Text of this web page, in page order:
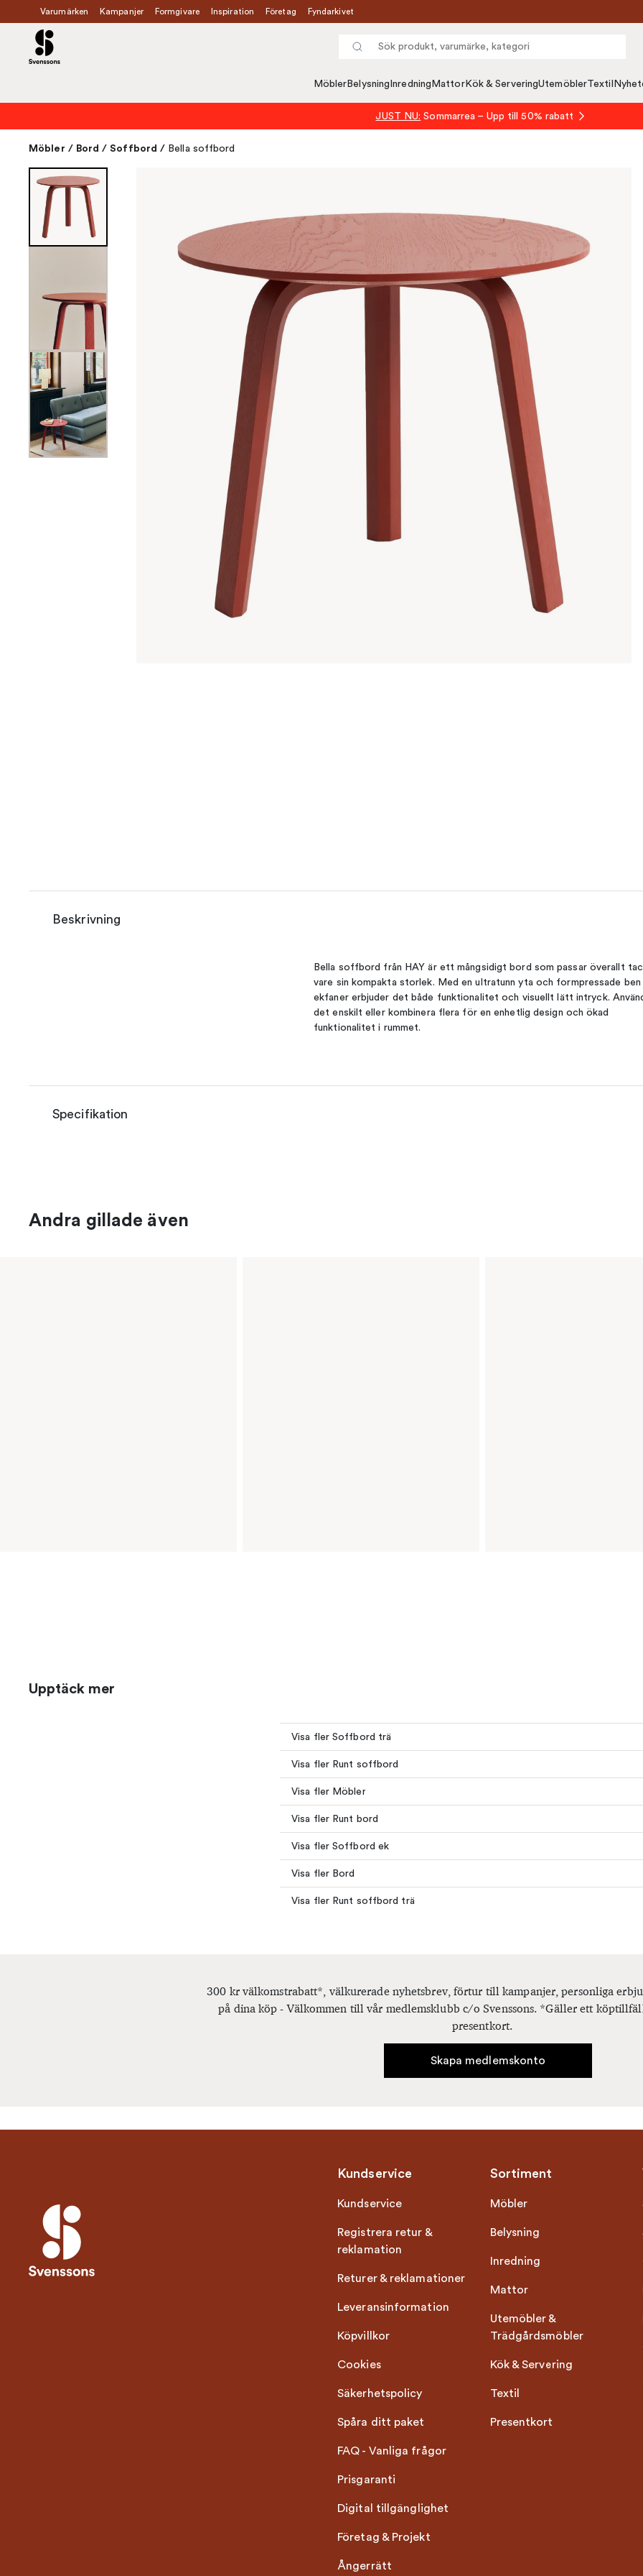
Varumärken Kampanjer Formgivare Inspiration Företag Fyndarkivet
Möbler Belysning Inredning MattorKök & ServeringUtemöblerTextil
JUST NU: Sommarrea – Upp till 50% rabatt
Möbler / Bord / Soffbord / Bella soffbord
Beskrivning
Bella soffbord från HAY är ett mångsidigt bord som passar överallt
vare sin kompakta storlek. Med en ultratunn yta och formpressade ben
ekfaner erbjuder det både funktionalitet och visuellt lätt intryck.
det enskilt eller kombinera flera för en enhetlig design och ökad
funktionalitet i rummet.
Specifikation
Andra gillade även
Upptäck mer
Visa fler Soffbord trä
Visa fler Runt soffbord
Visa fler Möbler
Visa fler Runt bord
Visa fler Soffbord ek
Visa fler Bord
Visa fler Runt soffbord trä
300 kr välkomstrabatt*, välkurerade nyhetsbrev, förtur till kampanjer, personliga
på dina köp - Välkommen till vår medlemsklubb c/o Svenssons. *Gäller ett
presentkort.
Skapa medlemskonto
Kundservice
Kundservice
Registrera retur &
reklamation
Returer & reklamationer
Leveransinformation
Köpvillkor
Cookies
Säkerhetspolicy
Spåra ditt paket
FAQ - Vanliga frågor
Prisgaranti
Digital tillgänglighet
Företag & Projekt
Ångerrätt
Sortiment
Möbler
Belysning
Inredning
Mattor
Utemöbler &
Trädgårdsmöbler
Kök & Servering
Textil
Presentkort